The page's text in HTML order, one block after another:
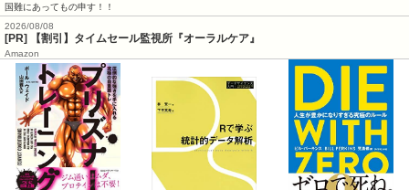
国難にあってもの申す！！
2026/08/08
[PR] 【割引】タイムセール監視所『オーラルケア』
Amazon